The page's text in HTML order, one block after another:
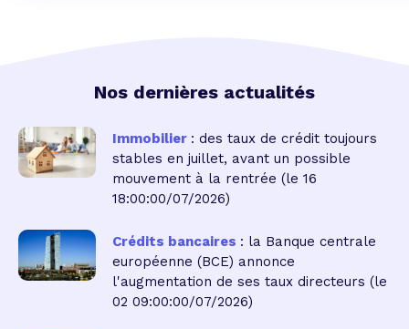
Nos dernières actualités
Immobilier : des taux de crédit toujours
stables en juillet, avant un possible
mouvement à la rentrée (le 16
18:00:00/07/2026)
Crédits bancaires : la Banque centrale
européenne (BCE) annonce
l'augmentation de ses taux directeurs (le
02 09:00:00/07/2026)